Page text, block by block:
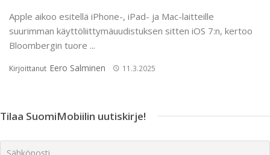
Apple aikoo esitellä iPhone-, iPad- ja Mac-laitteille
suurimman käyttöliittymäuudistuksen sitten iOS 7:n, kertoo
Bloombergin tuore ...
Kirjoittanut Eero Salminen 11.3.2025
Tilaa SuomiMobiilin uutiskirje!